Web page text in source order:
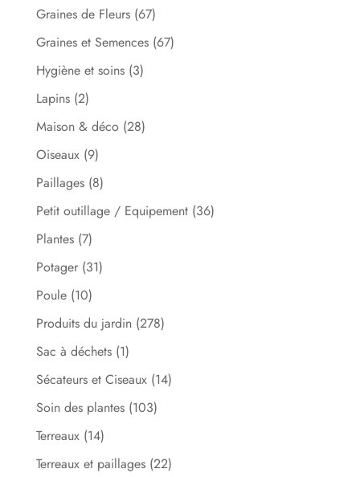
Graines de Fleurs (67)
Graines et Semences (67)
Hygiène et soins (3)
Lapins (2)
Maison & déco (28)
Oiseaux (9)
Paillages (8)
Petit outillage / Equipement (36)
Plantes (7)
Potager (31)
Poule (10)
Produits du jardin (278)
Sac à déchets (1)
Sécateurs et Ciseaux (14)
Soin des plantes (103)
Terreaux (14)
Terreaux et paillages (22)